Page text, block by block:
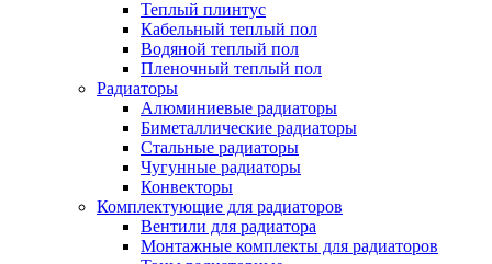
Теплый плинтус
Кабельный теплый пол
Водяной теплый пол
Пленочный теплый пол
Радиаторы
Алюминиевые радиаторы
Биметаллические радиаторы
Стальные радиаторы
Чугунные радиаторы
Конвекторы
Комплектующие для радиаторов
Вентили для радиатора
Монтажные комплекты для радиаторов